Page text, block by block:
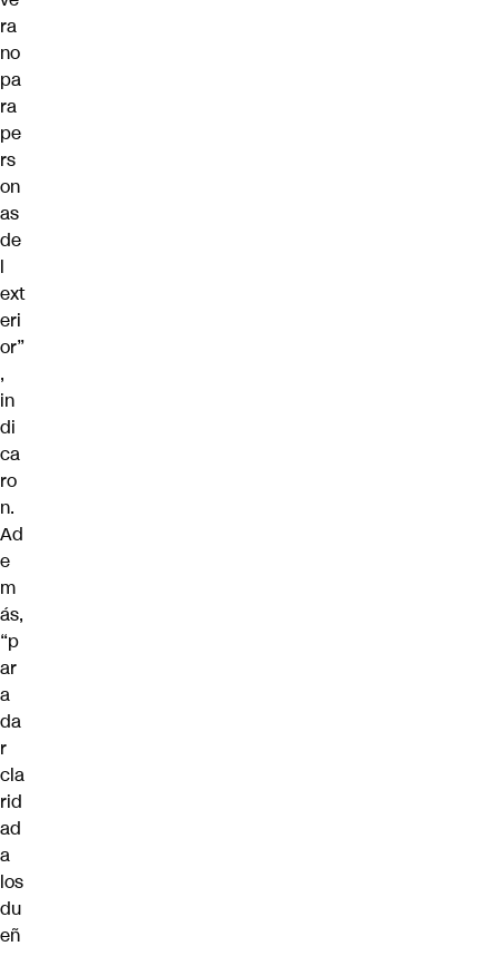
ra
no
pa
ra
pe
rs
on
as
de
l
ext
eri
or”
,
in
di
ca
ro
n.
Ad
e
m
ás,
“p
ar
a
da
r
cla
rid
ad
a
los
du
eñ